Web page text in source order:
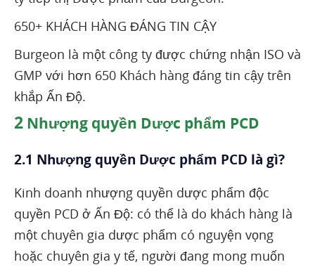
650+ KHÁCH HÀNG ĐÁNG TIN CẬY
Burgeon là một công ty được chứng nhận ISO và
GMP với hơn 650 Khách hàng đáng tin cậy trên
khắp Ấn Độ.
2 Nhượng quyền Dược phẩm PCD
2.1 Nhượng quyền Dược phẩm PCD là gì?
Kinh doanh nhượng quyền dược phẩm độc
quyền PCD ở Ấn Độ: có thể là do khách hàng là
một chuyên gia dược phẩm có nguyện vọng
hoặc chuyên gia y tế, người đang mong muốn